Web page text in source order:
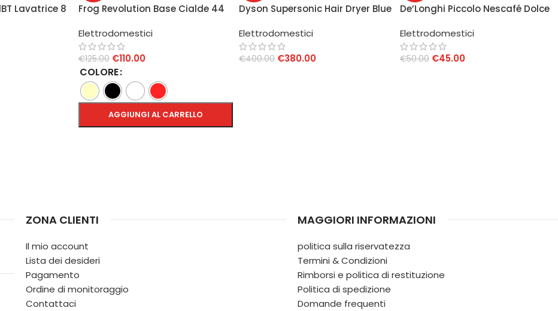
Lavatrice 8
Frog Revolution Base Cialde 44
Elettrodomestici
€125.00 €110.00
COLORE
AGGIUNGI AL CARRELLO
Dyson Supersonic Hair Dryer Blue
Elettrodomestici
€400.00 €380.00
De’Longhi Piccolo Nescafé Dolce
Elettrodomestici
€50.00 €45.00
ZONA CLIENTI
Il mio account
Lista dei desideri
Pagamento
Ordine di monitoraggio
Contattaci
MAGGIORI INFORMAZIONI
politica sulla riservatezza
Termini & Condizioni
Rimborsi e politica di restituzione
Politica di spedizione
Domande frequenti